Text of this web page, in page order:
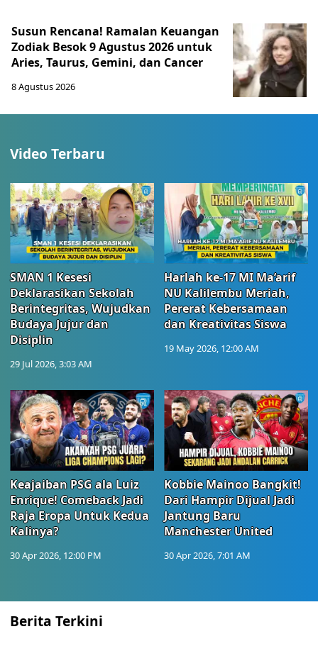
Susun Rencana! Ramalan Keuangan
Zodiak Besok 9 Agustus 2026 untuk
Aries, Taurus, Gemini, dan Cancer
8 Agustus 2026
Video Terbaru
SMAN 1 Kesesi
Deklarasikan Sekolah
Berintegritas, Wujudkan
Budaya Jujur dan
Disiplin
29 Jul 2026, 3:03 AM
Harlah ke-17 MI Ma’arif
NU Kalilembu Meriah,
Pererat Kebersamaan
dan Kreativitas Siswa
19 May 2026, 12:00 AM
Keajaiban PSG ala Luiz
Enrique! Comeback Jadi
Raja Eropa Untuk Kedua
Kalinya?
30 Apr 2026, 12:00 PM
Kobbie Mainoo Bangkit!
Dari Hampir Dijual Jadi
Jantung Baru
Manchester United
30 Apr 2026, 7:01 AM
Berita Terkini